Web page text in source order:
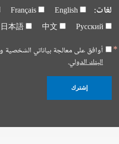
لغات: English
Français
Русский
中文
日本語
أوافق على معالجة بياناتي الشخصية
البنك الدولي.
إشترك